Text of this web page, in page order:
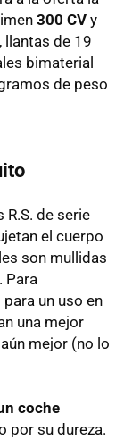
300 CV y
llantas de 19
bimaterial
de peso
de serie
el cuerpo
son mullidas
Para
un uso en
una mejor
mejor (no lo
coche
por su dureza.